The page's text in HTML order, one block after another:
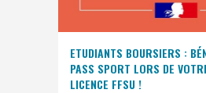
ETUDIANTS BOURSIERS :
PASS SPORT LORS DE
LICENCE FFSU !